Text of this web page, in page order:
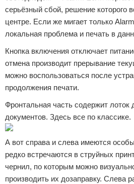
серьёзный сбой, решение которого
центре. Если же мигает только
локальная проблема и печать в
Кнопка включения отключает
отмена производит прерывание
можно воспользоваться после
продолжения печати.
Фронтальная часть содержит лоток
документов. Здесь все по классике.
А вот справа и слева имеются
редко встречаются в струйных
чернил, по которым можно
производить их дозаправку. Слева